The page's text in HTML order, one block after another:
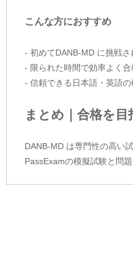
こんな方におすすめ
- 初めてDANB-MD に挑戦さ
- 限られた時間で効率よく
- 信頼できる日本語・英語
まとめ｜合格を
DANB-MD は専門性の高い
PassExamの模擬試験と問